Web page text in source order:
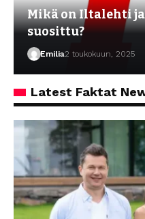
Mikä on Iltalehti
suosittu?
Emilia2 toukokuun, 2025
Latest Faktat